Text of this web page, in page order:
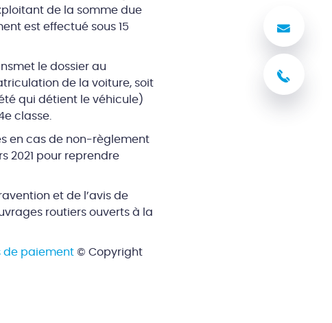
de la somme due
est effectué sous 15
le dossier au
de la voiture, soit
qui détient le véhicule)
classe.
en cas de non-règlement
2021 pour reprendre
et de l’avis de
routiers ouverts à la
de paiement© Copyright